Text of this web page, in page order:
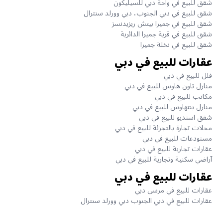
شقق للبيع في دبي الجنوب، دبي وورلد سنترال
شقق للبيع في جميرا بيتش ريزيدنسز
شقق للبيع في قرية جميرا الدائرية
شقق للبيع في نخلة جميرا
عقارات للبيع في دبي
فلل للبيع في دبي
منازل تاون هاوس للبيع في دبي
مكاتب للبيع في دبي
منازل بنتهاوس للبيع في دبي
شقق استديو للبيع في دبي
محلات تجارة بالتجزئة للبيع في دبي
مستودعات للبيع في دبي
عقارات تجارية للبيع في دبي
آراضي سكنية وتجارية للبيع في دبي
عقارات للبيع في دبي
عقارات للبيع في مرسى دبي
عقارات للبيع في دبي الجنوب دبي وورلد سنترال